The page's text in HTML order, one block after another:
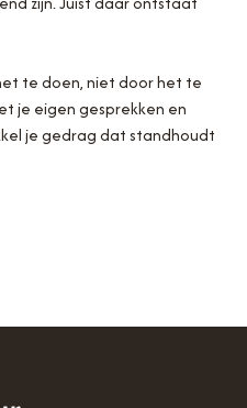
te doen, niet door het te
je eigen gesprekken en
je gedrag dat standhoudt